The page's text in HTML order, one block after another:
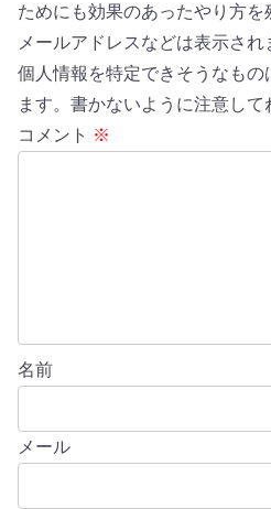
ためにも効果のあったやり方を
メールアドレスなどは表示され
個人情報を特定できそうなも
ます。書かないように注意して
コメント ※
名前
メール